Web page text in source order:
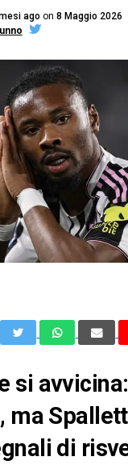
ago on 8 Maggio 2026
si
ma
di